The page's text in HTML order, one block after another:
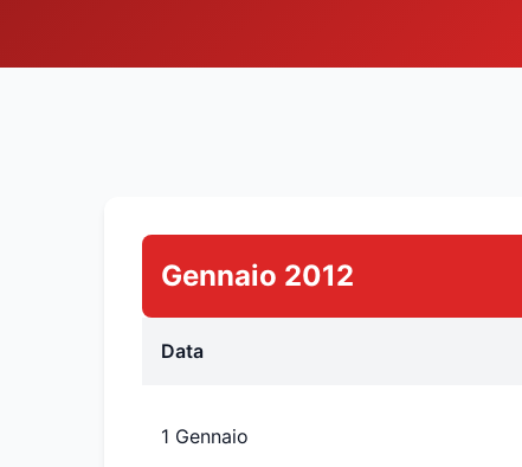
Gennaio 2012
Data
1 Gennaio